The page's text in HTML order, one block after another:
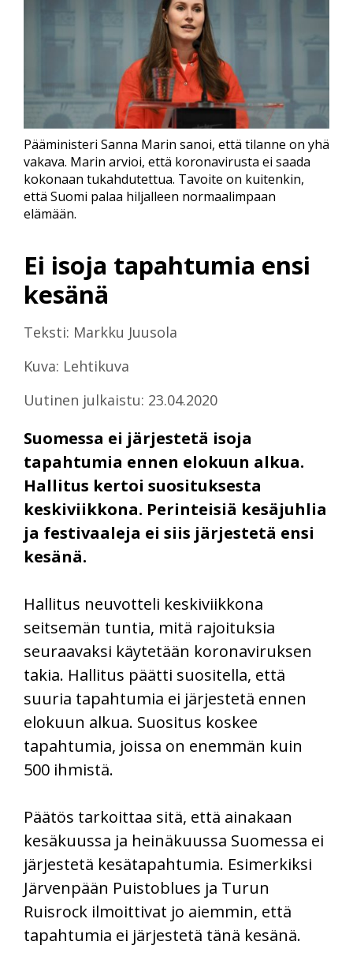
Ei isoja tapahtumia ensi
kesänä
Teksti: Markku Juusola
Kuva: Lehtikuva
Uutinen julkaistu: 23.04.2020
Suomessa ei järjestetä isoja
tapahtumia ennen elokuun alkua.
Hallitus kertoi suosituksesta
keskiviikkona. Perinteisiä kesäjuhlia
ja festivaaleja ei siis järjestetä ensi
kesänä.
Pääministeri Sanna Marin sanoi, että tilanne on yhä
vakava. Marin arvioi, että koronavirusta ei saada
kokonaan tukahdutettua. Tavoite on kuitenkin,
että Suomi palaa hiljalleen normaalimpaan
elämään.
Hallitus neuvotteli keskiviikkona
seitsemän tuntia, mitä rajoituksia
seuraavaksi käytetään koronaviruksen
takia. Hallitus päätti suositella, että
suuria tapahtumia ei järjestetä ennen
elokuun alkua. Suositus koskee
tapahtumia, joissa on enemmän kuin
500 ihmistä.
Päätös tarkoittaa sitä, että ainakaan
kesäkuussa ja heinäkuussa Suomessa ei
järjestetä kesätapahtumia. Esimerkiksi
Järvenpään Puistoblues ja Turun
Ruisrock ilmoittivat jo aiemmin, että
tapahtumia ei järjestetä tänä kesänä.